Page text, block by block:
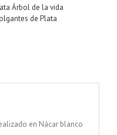
Árbol de la vida
de Plata
en Nácar blanco